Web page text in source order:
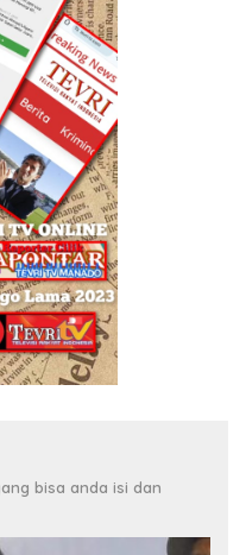
bisa anda isi dan